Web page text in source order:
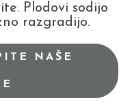
Plodovi sodijo
razgradijo.
NAŠE